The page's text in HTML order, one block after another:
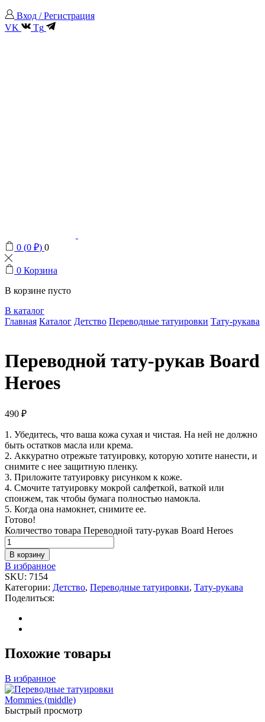
Вход / Регистрация
VK
Tg
0 (0 ₽) 0
0 Корзина
В корзине пусто
В каталог
Главная Каталог Детство Переводные татуировки Тату-рукава
Переводной тату-рукав Board
Heroes
490 ₽
1. Убедитесь, что ваша кожа сухая и чистая. На ней не должно
быть остатков масла или крема.
2. Аккуратно отрежьте татуировку, которую хотите нанести, и
снимите с нее защитную пленку.
3. Приложите татуировку рисунком к коже.
4. Смочите татуировку мокрой салфеткой, ваткой или
спонжем, так чтобы бумага полностью намокла.
5. Когда она намокнет, снимите ее.
Готово!
Количество товара Переводной тату-рукав Board Heroes
В корзину
В избранное
SKU: 7154
Категории: Детство, Переводные татуировки, Тату-рукава
Поделиться:
Похожие товары
В избранное
Быстрый просмотр